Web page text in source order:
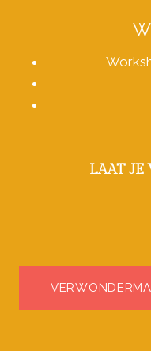
LAAT JE